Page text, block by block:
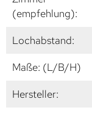
(empfehlung):
Lochabstand:
Maße: (L/B/H)
Hersteller: